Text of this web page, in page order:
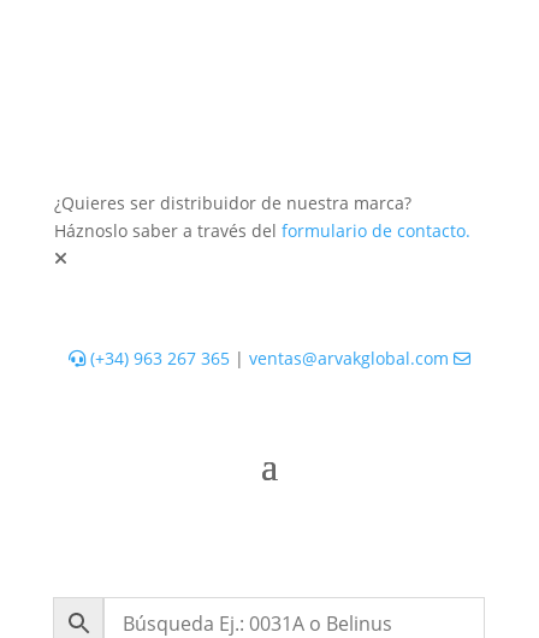
¿Quieres ser distribuidor de nuestra marca?
Háznoslo saber a través del formulario de contacto.
(+34) 963 267 365| ventas@arvakglobal.com